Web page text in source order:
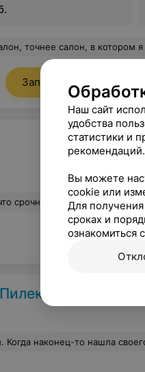
и макадамии) Волосы после них очень мягкие, увлажненные и не путаются. Эффект накопительный, с удовольствием
Записаться
корни у меня вообще были красного цвета. Цвет пришлось перекрашивать самой потому что перед Новым годом было не куда не попасть. А вот длину мою
не познакомилась с ней. Внимательная и аккуратная. Все проходит в приятной атмосфере,всегда даст советы по уходу,а главное потрясающий
Наш сайт
удобства
статистики и
рекомендаций.
Вы можете
cookie или
Для
сроках и
ознакомиться